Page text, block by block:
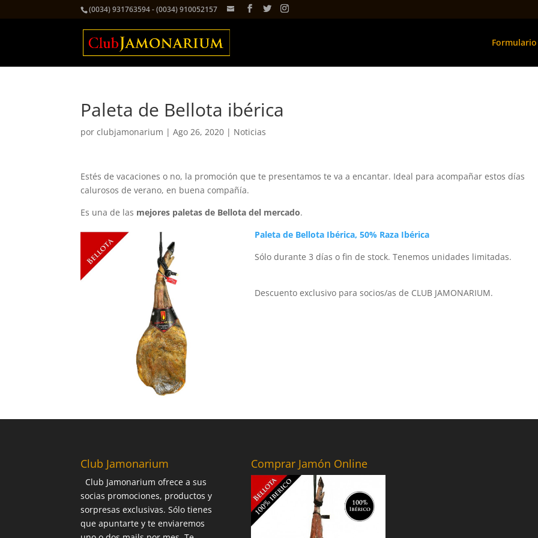
(0034) 931763594 - (0034) 910052157
Paleta de Bellota ibérica
porclubjamonarium |Ago 26, 2020 | Noticias
Estés de vacaciones o no, la promoción que te presentamos te va a encantar. Ideal para acompañar estos días
calurosos de verano, en buena compañía.
Es una de las mejores paletas de Bellota del mercado.
Paleta de Bellota Ibérica, 50% Raza Ibérica
Sólo durante 3 días o fin de stock. Tenemos unidades limitadas.
Descuento exclusivo para socios/as de CLUB JAMONARIUM.
Club Jamonarium
Club Jamonarium ofrece a sus
socias promociones, productos y
sorpresas exclusivas. Sólo tienes
que apuntarte y te enviaremos
Comprar Jamón Online